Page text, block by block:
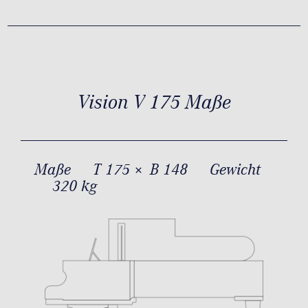
Vision V 175 Maße
Maße T 175 × B 148
Gewicht
320 kg